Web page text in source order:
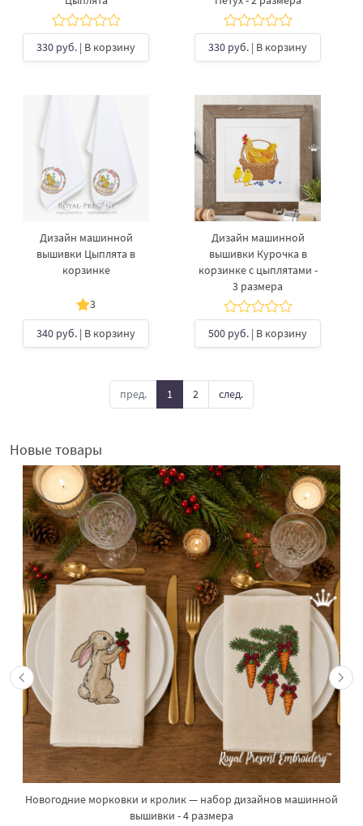
330 руб. | В корзину 330 руб. | В корзину
Дизайн машинной
вышивки Цыплята в
корзинке
3
340 руб. | В корзину
Дизайн машинной
вышивки Курочка в
корзинке с цыплятами -
3 размера
500 руб. | В корзину
пред. 1 2 след.
Новые товары
Новогодние морковки и кролик — набор дизайнов машинной
вышивки - 4 размера